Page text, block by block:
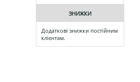
ЗНИЖКИ
Додаткові знижки постійним
клієнтам.